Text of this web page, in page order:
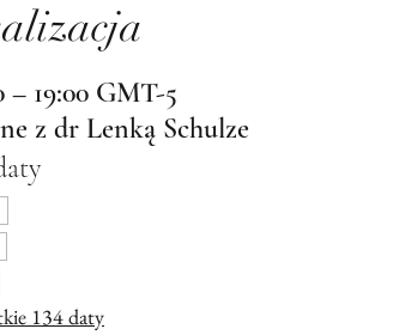
– 19:00 GMT-5
z dr Lenką Schulze
134 daty